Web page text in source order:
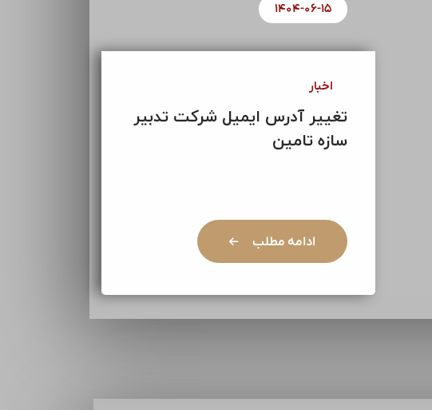
۱۴۰۴-۰۶-۱۵
اخبار
تغییر آدرس ایمیل شرکت تدبیر
سازه تامین
ادامه مطلب